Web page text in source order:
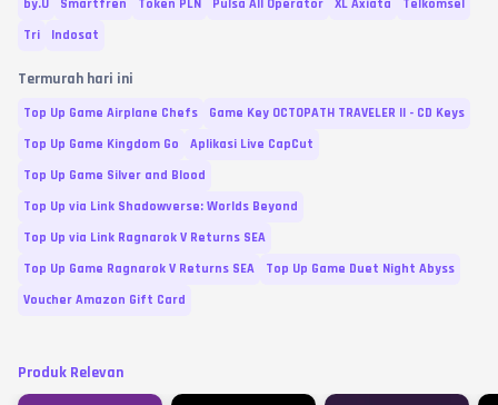
by.U Smartfren Token PLN Pulsa All Operator XL Axiata
Telkomsel
Tri
Indosat
Termurah hari ini
Top Up Game Airplane Chefs
Game Key OCTOPATH TRAVELER II - CD Keys
Top Up Game Kingdom Go
Aplikasi Live CapCut
Top Up Game Silver and Blood
Top Up via Link Shadowverse: Worlds Beyond
Top Up via Link Ragnarok V Returns SEA
Top Up Game Ragnarok V Returns SEA
Top Up Game Duet Night Abyss
Voucher Amazon Gift Card
Produk Relevan